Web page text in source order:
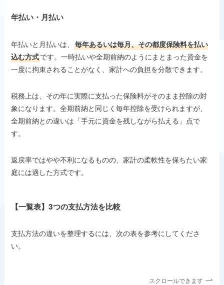
年払い・月払い
年払いと月払いは、毎年あるいは毎月、その都度保険料を払い
込む方式です。一時払いや全期前納のようにまとまった資金を
一度に拘束されることがなく、家計への負担を分散できます。
税務上は、その年に実際に支払った保険料がそのまま控除の対
象になります。全期前納と同じく毎年控除を受けられますが、
全期前納との違いは「手元に資金を残しながら払える」点で
す。
返戻率ではやや不利になるものの、家計の柔軟性を保ちたい家
庭には適した方式です。
【一覧表】3つの支払方法を比較
支払方法の違いを整理するには、次の表を参考にしてくださ
い。
スクロールできます